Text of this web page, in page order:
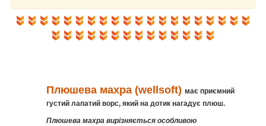
Плюшева махра (wellsoft) має приємний
густий лапатий ворс, який на дотик нагадує плюш.
Плюшева махра вирізняється особливою